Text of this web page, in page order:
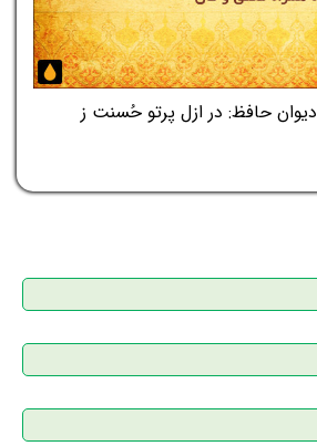
غزل شماره‌ی ۱۵۲ دیوان حافظ: در ازل پرتو حُسنت ز